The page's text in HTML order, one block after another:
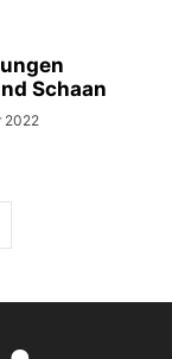
Schaan
2022